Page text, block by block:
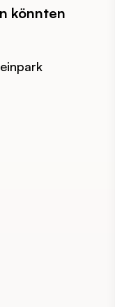
könnten